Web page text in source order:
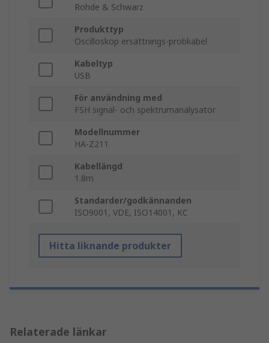
Rohde & Schwarz
Produkttyp
Oscilloskop ersättnings-probkabel
Kabeltyp
USB
För användning med
FSH signal- och spektrumanalysator
Modellnummer
HA-Z211
Kabellängd
1.8m
Standarder/godkännanden
ISO9001, VDE, ISO14001, KC
Hitta liknande produkter
Relaterade länkar